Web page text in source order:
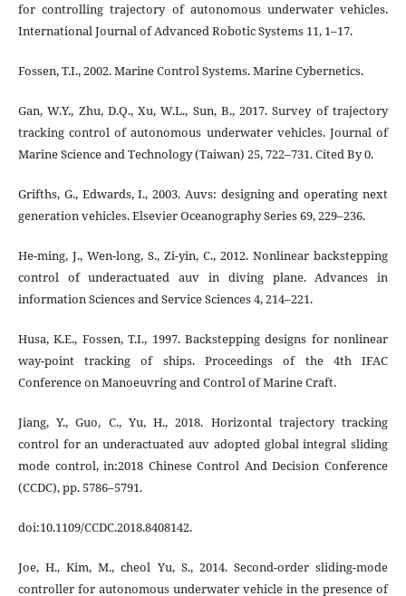
for controlling trajectory of autonomous underwater vehicles.
International Journal of Advanced Robotic Systems 11, 1–17.
Fossen, T.I., 2002. Marine Control Systems. Marine Cybernetics.
Gan, W.Y., Zhu, D.Q., Xu, W.L., Sun, B., 2017. Survey of trajectory
tracking control of autonomous underwater vehicles. Journal of
Marine Science and Technology (Taiwan) 25, 722–731. Cited By 0.
Grifths, G., Edwards, I., 2003. Auvs: designing and operating next
generation vehicles. Elsevier Oceanography Series 69, 229–236.
He-ming, J., Wen-long, S., Zi-yin, C., 2012. Nonlinear backstepping
control of underactuated auv in diving plane. Advances in
information Sciences and Service Sciences 4, 214–221.
Husa, K.E., Fossen, T.I., 1997. Backstepping designs for nonlinear
way-point tracking of ships. Proceedings of the 4th IFAC
Conference on Manoeuvring and Control of Marine Craft.
Jiang, Y., Guo, C., Yu, H., 2018. Horizontal trajectory tracking
control for an underactuated auv adopted global integral sliding
mode control, in:2018 Chinese Control And Decision Conference
(CCDC), pp. 5786–5791.
doi:10.1109/CCDC.2018.8408142.
Joe, H., Kim, M., cheol Yu, S., 2014. Second-order sliding-mode
controller for autonomous underwater vehicle in the presence of